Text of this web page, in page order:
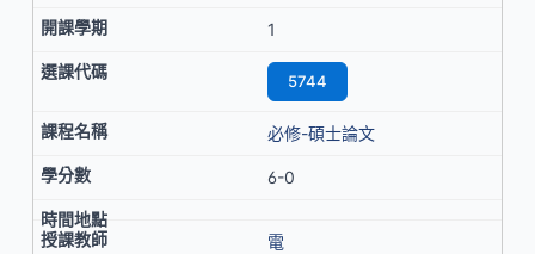
1
5744
必修-碩士論文
6-0
電